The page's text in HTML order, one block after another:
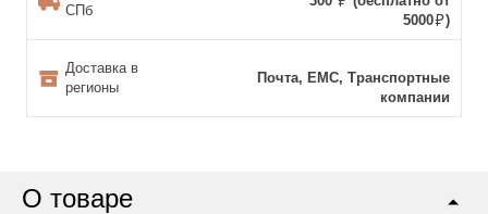
СПб
5000
)
Доставка в
регионы
Почта, ЕМС, Транспортные
компании
О товаре